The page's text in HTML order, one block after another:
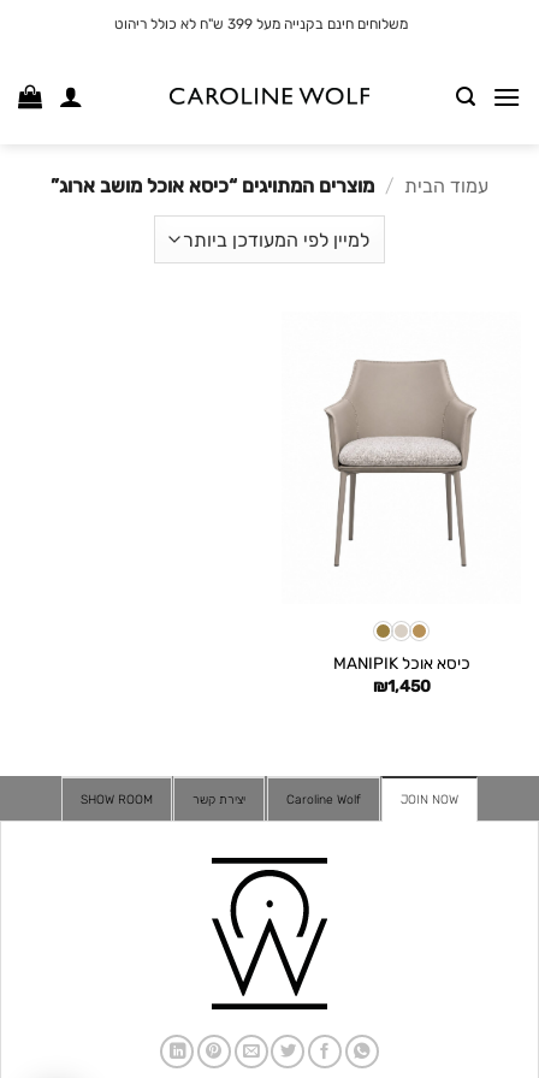
משלוחים חינם בקנייה מעל 399 ש"ח לא כולל ריהוט
עמוד הבית / מוצרים המתויגים “כיסא אוכל מושב ארוג”
כיסא אוכל MANIPIK
₪1,450
JOIN NOW
Caroline Wolf יצירת קשר SHOW ROOM